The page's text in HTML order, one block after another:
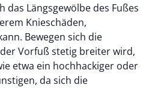
Längsgewölbe des Fußes
Knieschäden,
Bewegen sich die
Vorfuß stetig breiter wird,
etwa ein hochhackiger oder
da sich die